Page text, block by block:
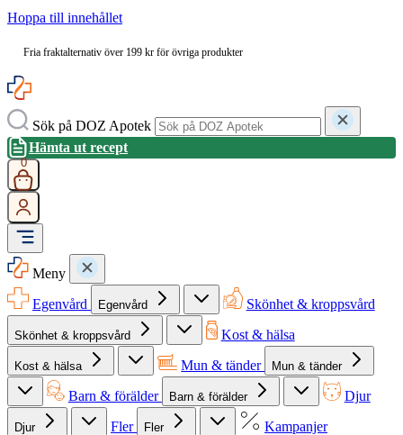
Hoppa till innehållet
Fria fraktalternativ över 199 kr för övriga produkter
Sök på DOZ Apotek
Hämta ut recept
0
Meny
Egenvård
Egenvård Skönhet & kroppsvård
Skönhet & kroppsvård Kost & hälsa
Kost & hälsa Mun & tänder Mun & tänder
Barn & förälder Barn & förälder Djur
Djur Fler Fler Kampanjer